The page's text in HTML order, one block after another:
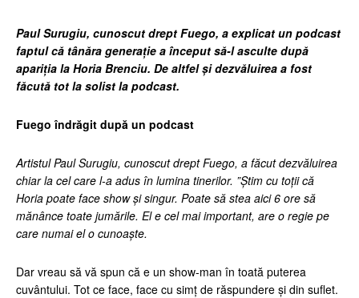
Paul Surugiu, cunoscut drept Fuego, a explicat un podcast
faptul că tânăra generație a început să-l asculte după
apariția la Horia Brenciu. De altfel și dezvăluirea a fost
făcută tot la solist la podcast.
Fuego îndrăgit după un podcast
Artistul Paul Surugiu, cunoscut drept Fuego, a făcut dezvăluirea
chiar la cel care l-a adus în lumina tinerilor. ”Știm cu toții că
Horia poate face show și singur. Poate să stea aici 6 ore să
mănânce toate jumările. El e cel mai important, are o regie pe
care numai el o cunoaște.
Dar vreau să vă spun că e un show-man în toată puterea
cuvântului. Tot ce face, face cu simț de răspundere și din suflet.